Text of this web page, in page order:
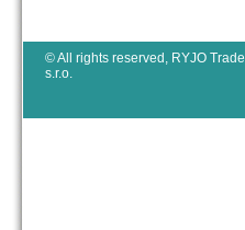
© All rights reserved, RYJO Trade
s.r.o.